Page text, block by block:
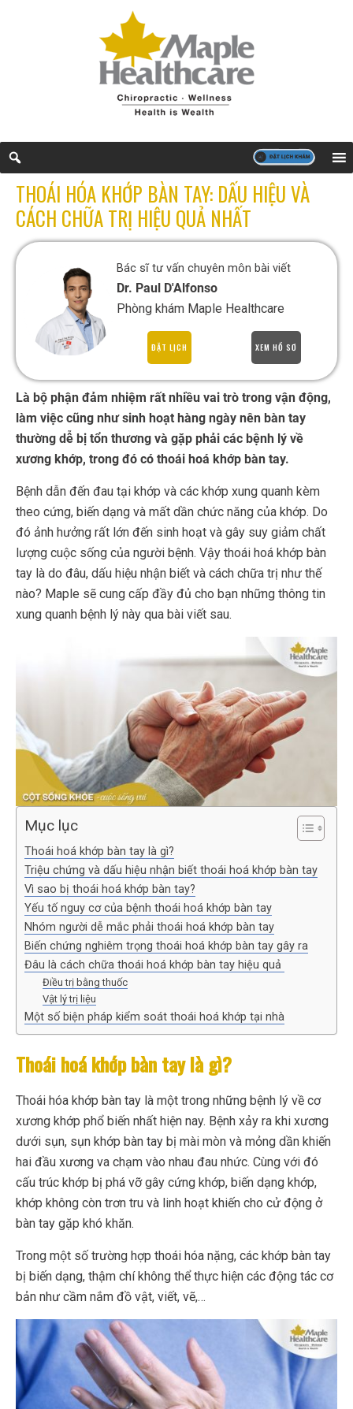
THOÁI HÓA KHỚP BÀN TAY: DẤU HIỆU VÀ
CÁCH CHỮA TRỊ HIỆU QUẢ NHẤT
Bác sĩ tư vấn chuyên môn bài viết
Dr. Paul D'Alfonso
Phòng khám Maple Healthcare
ĐẶT LỊCH XEM HỒ SƠ
Là bộ phận đảm nhiệm rất nhiều vai trò trong vận động,
làm việc cũng như sinh hoạt hàng ngày nên bàn tay
thường dễ bị tổn thương và gặp phải các bệnh lý về
xương khớp, trong đó có thoái hoá khớp bàn tay.
Bệnh dẫn đến đau tại khớp và các khớp xung quanh kèm
theo cứng, biến dạng và mất dần chức năng của khớp. Do
đó ảnh hưởng rất lớn đến sinh hoạt và gây suy giảm chất
lượng cuộc sống của người bệnh. Vậy thoái hoá khớp bàn
tay là do đâu, dấu hiệu nhận biết và cách chữa trị như thế
nào? Maple sẽ cung cấp đầy đủ cho bạn những thông tin
xung quanh bệnh lý này qua bài viết sau.
Mục lục
Thoái hoá khớp bàn tay là gì?
Triệu chứng và dấu hiệu nhận biết thoái hoá khớp bàn tay
Vì sao bị thoái hoá khớp bàn tay?
Yếu tố nguy cơ của bệnh thoái hoá khớp bàn tay
Nhóm người dễ mắc phải thoái hoá khớp bàn tay
Biến chứng nghiêm trọng thoái hoá khớp bàn tay gây ra
Đâu là cách chữa thoái hoá khớp bàn tay hiệu quả
Điều trị bằng thuốc
Vật lý trị liệu
Một số biện pháp kiểm soát thoái hoá khớp tại nhà
Thoái hoá khớp bàn tay là gì?
Thoái hóa khớp bàn tay là một trong những bệnh lý về cơ
xương khớp phổ biến nhất hiện nay. Bệnh xảy ra khi xương
dưới sụn, sụn khớp bàn tay bị mài mòn và mỏng dần khiến
hai đầu xương va chạm vào nhau đau nhức. Cùng với đó
cấu trúc khớp bị phá vỡ gây cứng khớp, biến dạng khớp,
khớp không còn trơn tru và linh hoạt khiến cho cử động ở
bàn tay gặp khó khăn.
Trong một số trường hợp thoái hóa nặng, các khớp bàn tay
bị biến dạng, thậm chí không thể thực hiện các động tác cơ
bản như cầm nắm đồ vật, viết, vẽ,…